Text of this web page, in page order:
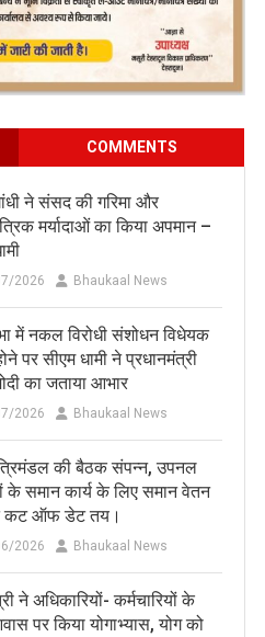
COMMENTS
ने संसद की गरिमा और
मर्यादाओं का किया अपमान –
2026 Bhaukaal News
में नकल विरोधी संशोधन विधेयक
पर सीएम धामी ने प्रधानमंत्री
का जताया आभार
2026 Bhaukaal News
की बैठक संपन्न, उपनल
के समान कार्य के लिए समान वेतन
कट ऑफ डेट तय।
2026 Bhaukaal News
ने अधिकारियों- कर्मचारियों के
पर किया योगाभ्यास, योग को